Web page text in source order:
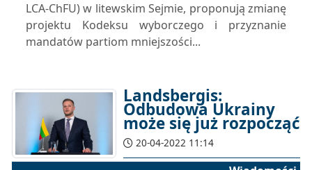
LCA-ChFU) w litewskim Sejmie, proponują zmianę
projektu Kodeksu wyborczego i przyznanie
mandatów partiom mniejszości...
Landsbergis:
Odbudowa Ukrainy
może się już rozpocząć
20-04-2022 11:14